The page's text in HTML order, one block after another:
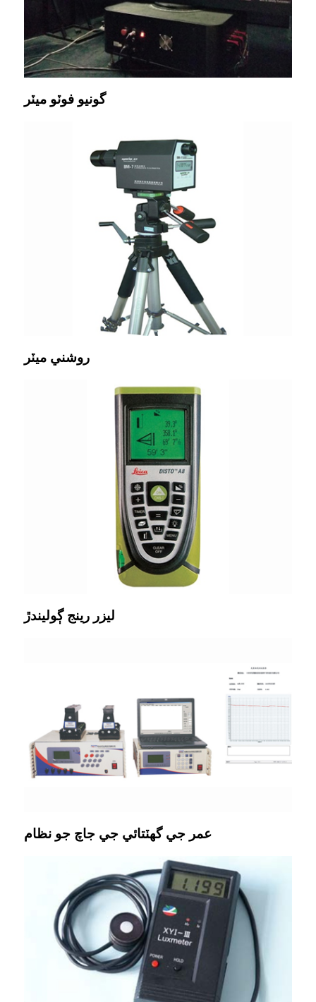
گونيو فوٽو ميٽر
روشني ميٽر
ليزر رينج ڳوليندڙ
عمر جي گهٽتائي جي جاچ جو نظام